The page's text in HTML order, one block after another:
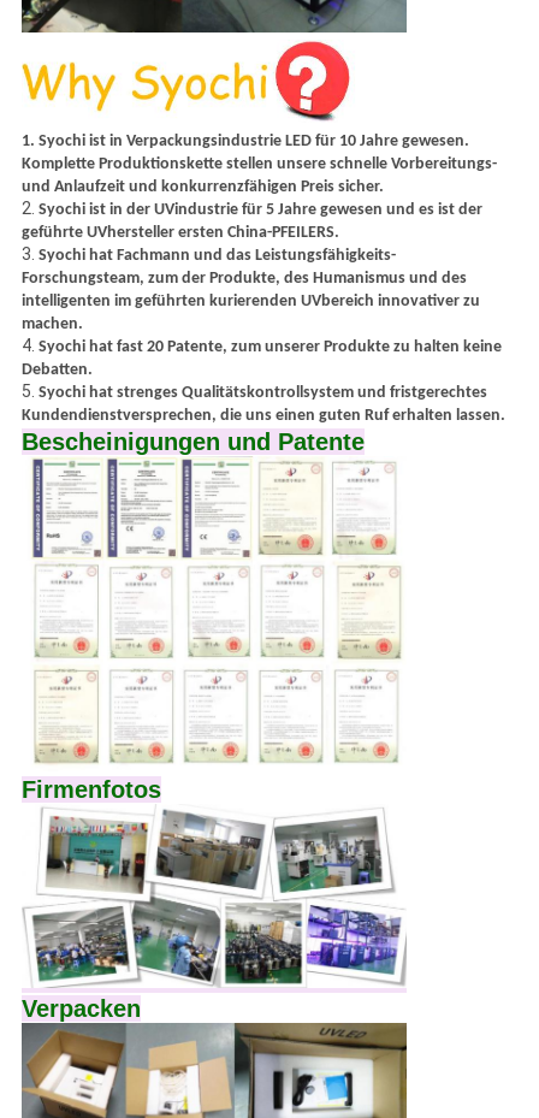
1. Syochi ist in Verpackungsindustrie LED für 10 Jahre gewesen.
Komplette Produktionskette stellen unsere schnelle Vorbereitungs-
und Anlaufzeit und konkurrenzfähigen Preis sicher.
2. Syochi ist in der UVindustrie für 5 Jahre gewesen und es ist der
geführte UVhersteller ersten China-PFEILERS.
3. Syochi hat Fachmann und das Leistungsfähigkeits-
Forschungsteam, zum der Produkte, des Humanismus und des
intelligenten im geführten kurierenden UVbereich innovativer zu
machen.
4. Syochi hat fast 20 Patente, zum unserer Produkte zu halten keine
Debatten.
5. Syochi hat strenges Qualitätskontrollsystem und fristgerechtes
Kundendienstversprechen, die uns einen guten Ruf erhalten lassen.
Bescheinigungen und Patente
Firmenfotos
Verpacken